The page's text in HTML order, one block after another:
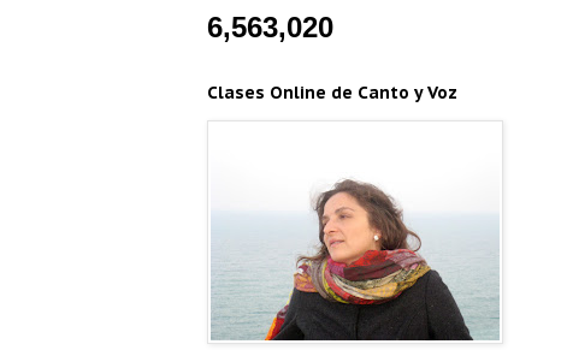
6,563,020
Clases Online de Canto y Voz